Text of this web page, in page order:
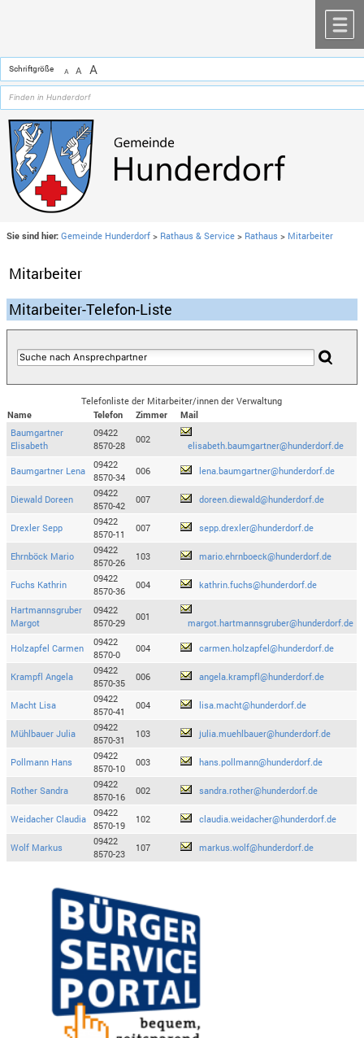
Schriftgröße A A A
Sie sind hier: Gemeinde Hunderdorf > Rathaus & Service > Rathaus > Mitarbeiter
Mitarbeiter
Mitarbeiter-Telefon-Liste
Telefonliste der Mitarbeiter/innen der Verwaltung
Name
Telefon Zimmer
Mail
Baumgartner
Elisabeth
09422
8570-28
002
elisabeth.baumgartner@hunderdorf.de
Baumgartner Lena
09422
8570-34
006 lena.baumgartner@hunderdorf.de
Diewald Doreen
09422
8570-42
007 doreen.diewald@hunderdorf.de
Drexler Sepp
09422
8570-11
007 sepp.drexler@hunderdorf.de
Ehrnböck Mario
09422
8570-26
103 mario.ehrnboeck@hunderdorf.de
Fuchs Kathrin
09422
8570-36
004 kathrin.fuchs@hunderdorf.de
Hartmannsgruber
Margot
09422
8570-29
001
margot.hartmannsgruber@hunderdorf.de
Holzapfel Carmen
09422
8570-0
004 carmen.holzapfel@hunderdorf.de
Krampfl Angela
09422
8570-35
006 angela.krampfl@hunderdorf.de
Macht Lisa
09422
8570-41
004 lisa.macht@hunderdorf.de
Mühlbauer Julia
09422
8570-31
103 julia.muehlbauer@hunderdorf.de
Pollmann Hans
09422
8570-10
003 hans.pollmann@hunderdorf.de
Rother Sandra
09422
8570-16
002 sandra.rother@hunderdorf.de
Weidacher Claudia
09422
8570-19
102 claudia.weidacher@hunderdorf.de
Wolf Markus
09422
8570-23
107 markus.wolf@hunderdorf.de